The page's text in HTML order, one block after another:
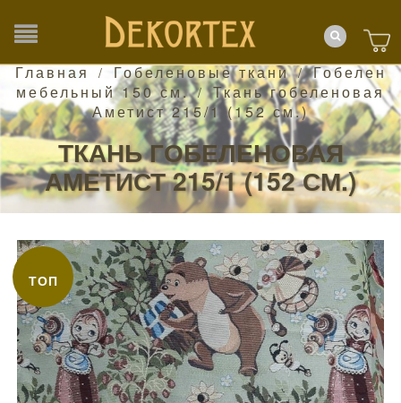
Главная / Гобеленовые ткани / Гобелен
мебельный 150 см. / Ткань гобеленовая
Аметист 215/1 (152 см.)
ТКАНЬ ГОБЕЛЕНОВАЯ
АМЕТИСТ 215/1 (152 СМ.)
ТОП